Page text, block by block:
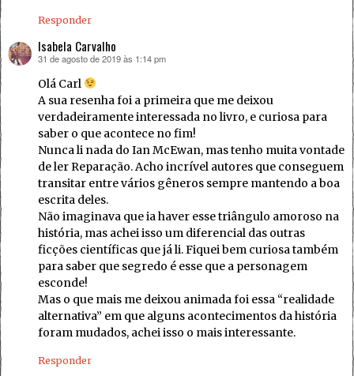
Responder
Isabela Carvalho
disse:
31 de agosto de 2019 às 1:14 pm
Olá Carl
A sua resenha foi a primeira que me deixou
verdadeiramente interessada no livro, e curiosa para
saber o que acontece no fim!
Nunca li nada do Ian McEwan, mas tenho muita vontade
de ler Reparação. Acho incrível autores que conseguem
transitar entre vários gêneros sempre mantendo a boa
escrita deles.
Não imaginava que ia haver esse triângulo amoroso na
história, mas achei isso um diferencial das outras
ficções científicas que já li. Fiquei bem curiosa também
para saber que segredo é esse que a personagem
esconde!
Mas o que mais me deixou animada foi essa “realidade
alternativa” em que alguns acontecimentos da história
foram mudados, achei isso o mais interessante.
Responder